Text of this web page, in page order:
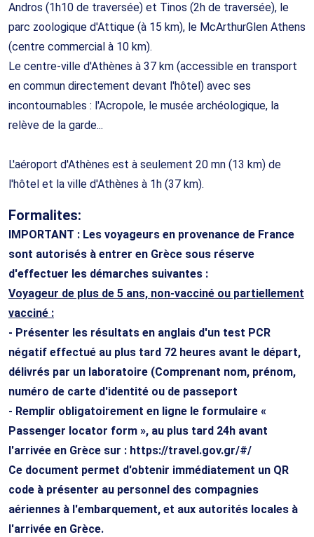
Andros (1h10 de traversée) et Tinos (2h de traversée), le
parc zoologique d'Attique (à 15 km), le McArthurGlen Athens
(centre commercial à 10 km).
Le centre-ville d'Athènes à 37 km (accessible en transport
en commun directement devant l'hôtel) avec ses
incontournables : l'Acropole, le musée archéologique, la
relève de la garde...
L'aéroport d'Athènes est à seulement 20 mn (13 km) de
l'hôtel et la ville d'Athènes à 1h (37 km).
Formalites:
IMPORTANT : Les voyageurs en provenance de France
sont autorisés à entrer en Grèce sous réserve
d'effectuer les démarches suivantes :
Voyageur de plus de 5 ans, non-vacciné ou partiellement
vacciné :
- Présenter les résultats en anglais d'un test PCR
négatif effectué au plus tard 72 heures avant le départ,
délivrés par un laboratoire (Comprenant nom, prénom,
numéro de carte d'identité ou de passeport
- Remplir obligatoirement en ligne le formulaire «
Passenger locator form », au plus tard 24h avant
l'arrivée en Grèce sur : https://travel.gov.gr/#/
Ce document permet d'obtenir immédiatement un QR
code à présenter au personnel des compagnies
aériennes à l'embarquement, et aux autorités locales à
l'arrivée en Grèce.